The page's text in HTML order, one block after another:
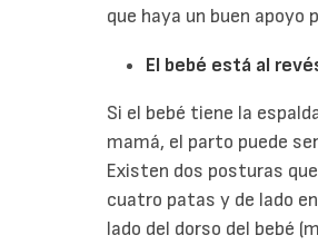
que haya un buen apoyo
El bebé está al
Si el bebé tiene la
mamá, el parto puede
Existen dos posturas
cuatro patas y de lado
lado del dorso del bebé